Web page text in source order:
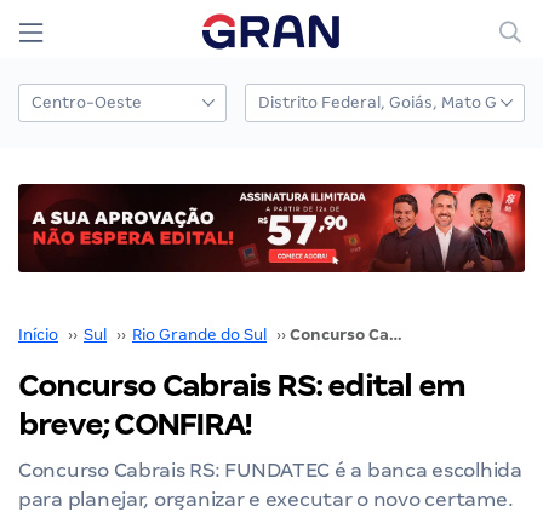
Início ›› Sul ›› Rio Grande do Sul ›› Concurso Cabrais RS: edital em breve; CONFIRA!
Concurso Cabrais RS: edital em
breve; CONFIRA!
Concurso Cabrais RS: FUNDATEC é a banca escolhida
para planejar, organizar e executar o novo certame.